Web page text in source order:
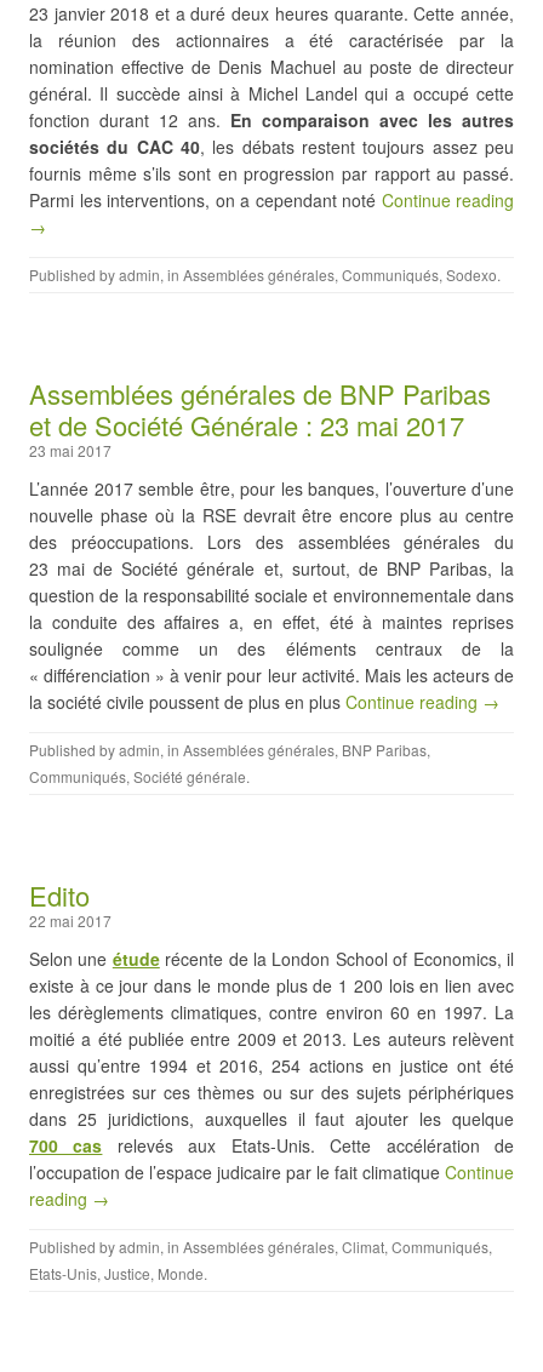
23 janvier 2018 et a duré deux heures quarante. Cette année,
la réunion des actionnaires a été caractérisée par la
nomination effective de Denis Machuel au poste de directeur
général. Il succède ainsi à Michel Landel qui a occupé cette
fonction durant 12 ans. En comparaison avec les autres
sociétés du CAC 40, les débats restent toujours assez peu
fournis même s’ils sont en progression par rapport au passé.
Parmi les interventions, on a cependant noté Continue reading
→
Published byadmin, in Assemblées générales, Communiqués, Sodexo.
Assemblées générales de BNP Paribas
et de Société Générale : 23 mai 2017
23 mai 2017
L’année 2017 semble être, pour les banques, l’ouverture d’une
nouvelle phase où la RSE devrait être encore plus au centre
des préoccupations. Lors des assemblées générales du
23 mai de Société générale et, surtout, de BNP Paribas, la
question de la responsabilité sociale et environnementale dans
la conduite des affaires a, en effet, été à maintes reprises
soulignée comme un des éléments centraux de la
« différenciation » à venir pour leur activité. Mais les acteurs de
la société civile poussent de plus en plus Continue reading →
Published byadmin, in Assemblées générales, BNP Paribas,
Communiqués, Société générale.
Edito
22 mai 2017
Selon une étuderécente de la London School of Economics, il
existe à ce jour dans le monde plus de 1 200 lois en lien avec
les dérèglements climatiques, contre environ 60 en 1997. La
moitié a été publiée entre 2009 et 2013. Les auteurs relèvent
aussi qu’entre 1994 et 2016, 254 actions en justice ont été
enregistrées sur ces thèmes ou sur des sujets périphériques
dans 25 juridictions, auxquelles il faut ajouter les quelque
700 cas relevés aux Etats-Unis. Cette accélération de
l’occupation de l’espace judicaire par le fait climatique Continue
reading →
Published byadmin, in Assemblées générales, Climat, Communiqués,
Etats-Unis, Justice, Monde.